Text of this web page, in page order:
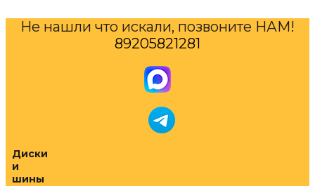
Не нашли что искали, позвоните НАМ!
89205821281
Диски
и
шины